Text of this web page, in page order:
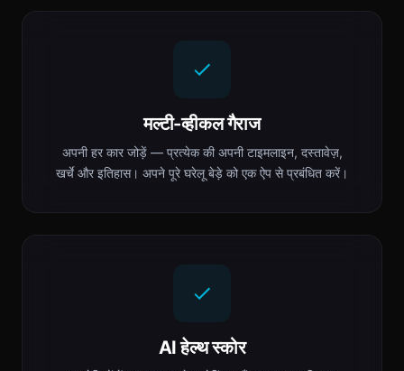
मल्टी-व्हीकल गैराज
अपनी हर कार जोड़ें — प्रत्येक की अपनी टाइमलाइन, दस्तावेज़,
खर्चे और इतिहास। अपने पूरे घरेलू बेड़े को एक ऐप से प्रबंधित करें।
AI हेल्थ स्कोर